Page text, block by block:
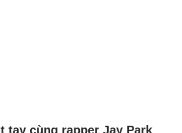
tay cùng rapper Jay Park